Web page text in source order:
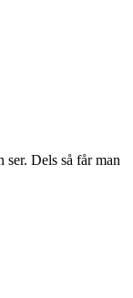
ser. Dels så får man